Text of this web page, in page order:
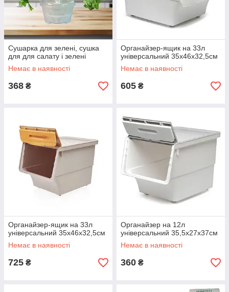
Сушарка для зелені, сушка
для для салату і зелені
Немає в наявності
368 ₴
Органайзер-ящик на 33л
універсальний 35х46х32,5см
Немає в наявності
605 ₴
Органайзер-ящик на 33л
універсальний 35х46х32,5см
Немає в наявності
725 ₴
Органайзер на 12л
універсальний 35,5x27x37см
Немає в наявності
360 ₴